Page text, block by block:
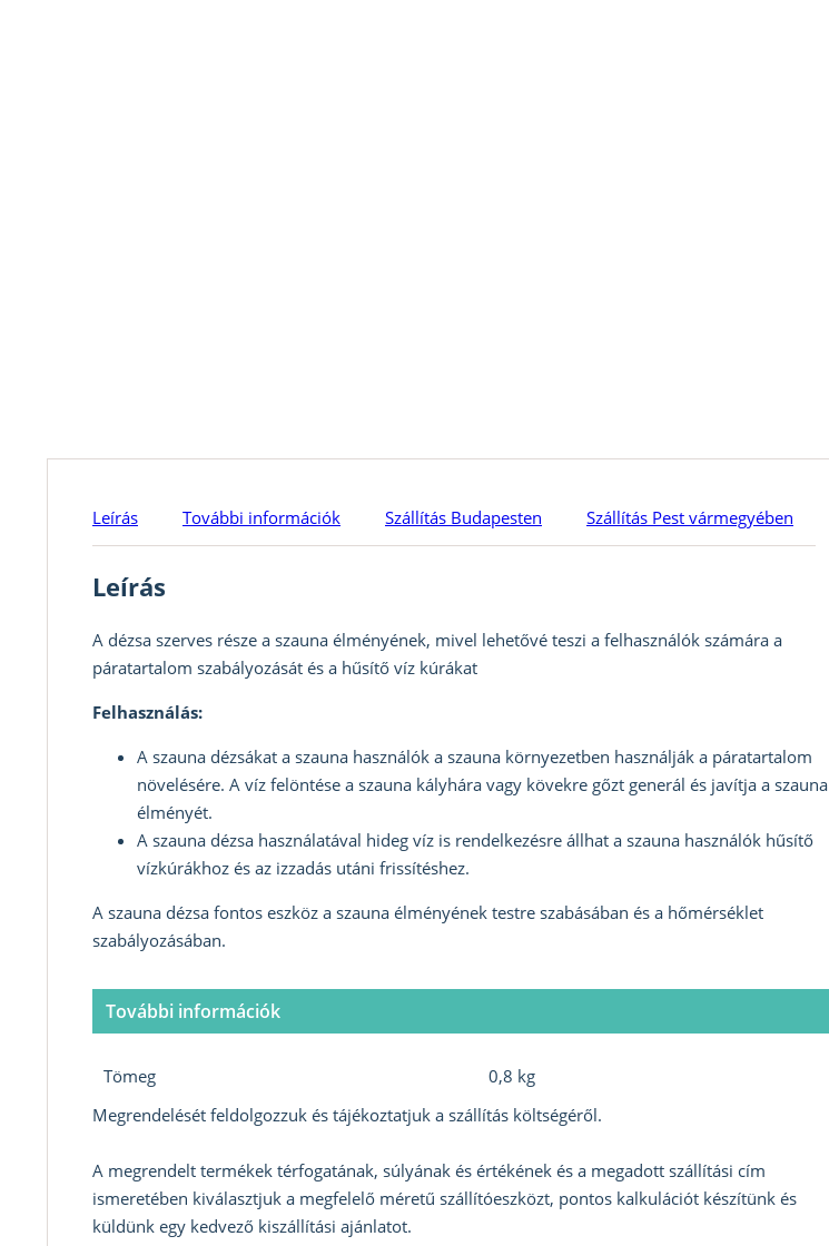
Leírás További információk Szállítás Budapesten Szállítás Pest vármegyében
Leírás
A dézsa szerves része a szauna élményének, mivel lehetővé teszi a felhasználók számára a
páratartalom szabályozását és a hűsítő víz kúrákat
Felhasználás:
A szauna dézsákat a szauna használók a szauna környezetben használják a páratartalom
növelésére. A víz felöntése a szauna kályhára vagy kövekre gőzt generál és javítja a szauna
élményét.
A szauna dézsa használatával hideg víz is rendelkezésre állhat a szauna használók hűsítő
vízkúrákhoz és az izzadás utáni frissítéshez.
A szauna dézsa fontos eszköz a szauna élményének testre szabásában és a hőmérséklet
szabályozásában.
További információk
Tömeg
0,8 kg
Megrendelését feldolgozzuk és tájékoztatjuk a szállítás költségéről.
A megrendelt termékek térfogatának, súlyának és értékének és a megadott szállítási cím
ismeretében kiválasztjuk a megfelelő méretű szállítóeszközt, pontos kalkulációt készítünk és
küldünk egy kedvező kiszállítási ajánlatot.